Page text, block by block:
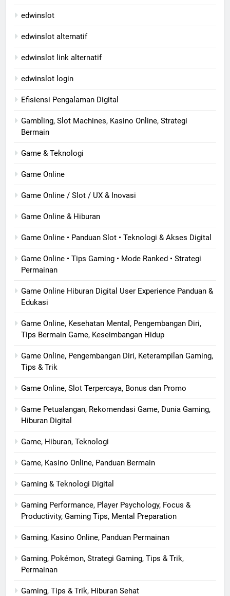
edwinslot
edwinslot alternatif
edwinslot link alternatif
edwinslot login
Efisiensi Pengalaman Digital
Gambling, Slot Machines, Kasino Online, Strategi
Bermain
Game & Teknologi
Game Online
Game Online / Slot / UX & Inovasi
Game Online & Hiburan
Game Online • Panduan Slot • Teknologi & Akses Digital
Game Online • Tips Gaming • Mode Ranked • Strategi
Permainan
Game Online Hiburan Digital User Experience Panduan &
Edukasi
Game Online, Kesehatan Mental, Pengembangan Diri,
Tips Bermain Game, Keseimbangan Hidup
Game Online, Pengembangan Diri, Keterampilan Gaming,
Tips & Trik
Game Online, Slot Terpercaya, Bonus dan Promo
Game Petualangan, Rekomendasi Game, Dunia Gaming,
Hiburan Digital
Game, Hiburan, Teknologi
Game, Kasino Online, Panduan Bermain
Gaming & Teknologi Digital
Gaming Performance, Player Psychology, Focus &
Productivity, Gaming Tips, Mental Preparation
Gaming, Kasino Online, Panduan Permainan
Gaming, Pokémon, Strategi Gaming, Tips & Trik,
Permainan
Gaming, Tips & Trik, Hiburan Sehat